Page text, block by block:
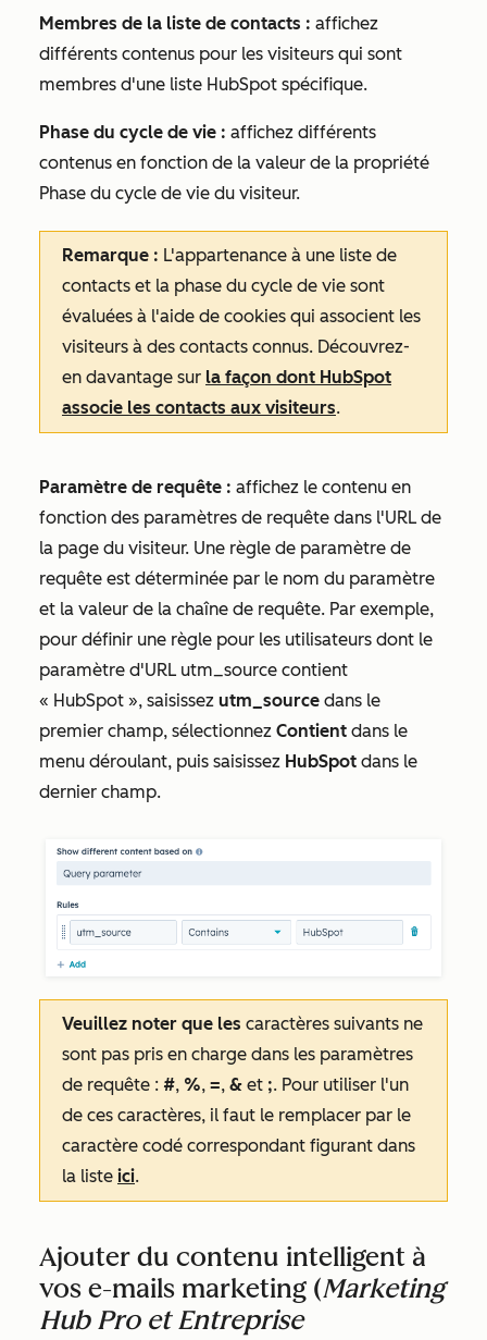
Membres de la liste de contacts : affichez
différents contenus pour les visiteurs qui sont
membres d'une liste HubSpot spécifique.
Phase du cycle de vie : affichez différents
contenus en fonction de la valeur de la propriété
Phase du cycle de vie du visiteur.
Remarque : L'appartenance à une liste de
contacts et la phase du cycle de vie sont
évaluées à l'aide de cookies qui associent les
visiteurs à des contacts connus. Découvrez-
en davantage sur la façon dont HubSpot
associe les contacts aux visiteurs.
Paramètre de requête : affichez le contenu en
fonction des paramètres de requête dans l'URL de
la page du visiteur. Une règle de paramètre de
requête est déterminée par le nom du paramètre
et la valeur de la chaîne de requête. Par exemple,
pour définir une règle pour les utilisateurs dont le
paramètre d'URL utm_source contient
« HubSpot », saisissez utm_source dans le
premier champ, sélectionnez Contient dans le
menu déroulant, puis saisissez HubSpot dans le
dernier champ.
Veuillez noter que les caractères suivants ne
sont pas pris en charge dans les paramètres
de requête : #, %, =, & et ;. Pour utiliser l'un
de ces caractères, il faut le remplacer par le
caractère codé correspondant figurant dans
la liste ici.
Ajouter du contenu intelligent à
vos e-mails marketing (Marketing
Hub Pro et Entreprise